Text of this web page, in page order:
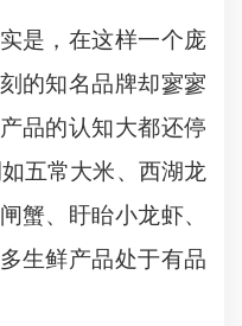
是，在这样一个庞
的知名品牌却寥寥
品的认知大都还停
五常大米、西湖龙
蟹、盱眙小龙虾、
生鲜产品处于有品